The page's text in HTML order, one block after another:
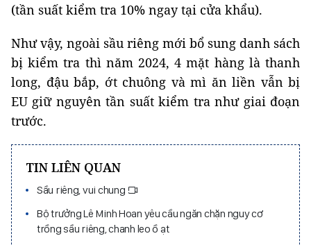
(tần suất kiểm tra 10% ngay tại cửa khẩu).
Như vậy, ngoài sầu riêng mới bổ sung danh sách
bị kiểm tra thì năm 2024, 4 mặt hàng là thanh
long, đậu bắp, ớt chuông và mì ăn liền vẫn bị
EU giữ nguyên tần suất kiểm tra như giai đoạn
trước.
TIN LIÊN QUAN
Sầu riêng, vui chung
Bộ trưởng Lê Minh Hoan yêu cầu ngăn chặn nguy cơ
trồng sầu riêng, chanh leo ồ ạt